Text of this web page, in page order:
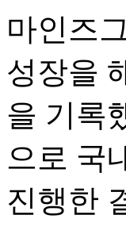
마인즈
성장을
을 기록
으로 국
진행한